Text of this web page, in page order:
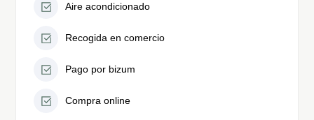
Aire acondicionado
Recogida en comercio
Pago por bizum
Compra online